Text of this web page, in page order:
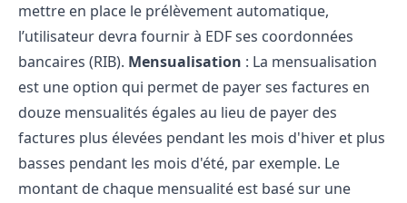
mettre en place le prélèvement automatique,
l’utilisateur devra fournir à EDF ses coordonnées
bancaires (RIB). Mensualisation : La mensualisation
est une option qui permet de payer ses factures en
douze mensualités égales au lieu de payer des
factures plus élevées pendant les mois d'hiver et plus
basses pendant les mois d'été, par exemple. Le
montant de chaque mensualité est basé sur une